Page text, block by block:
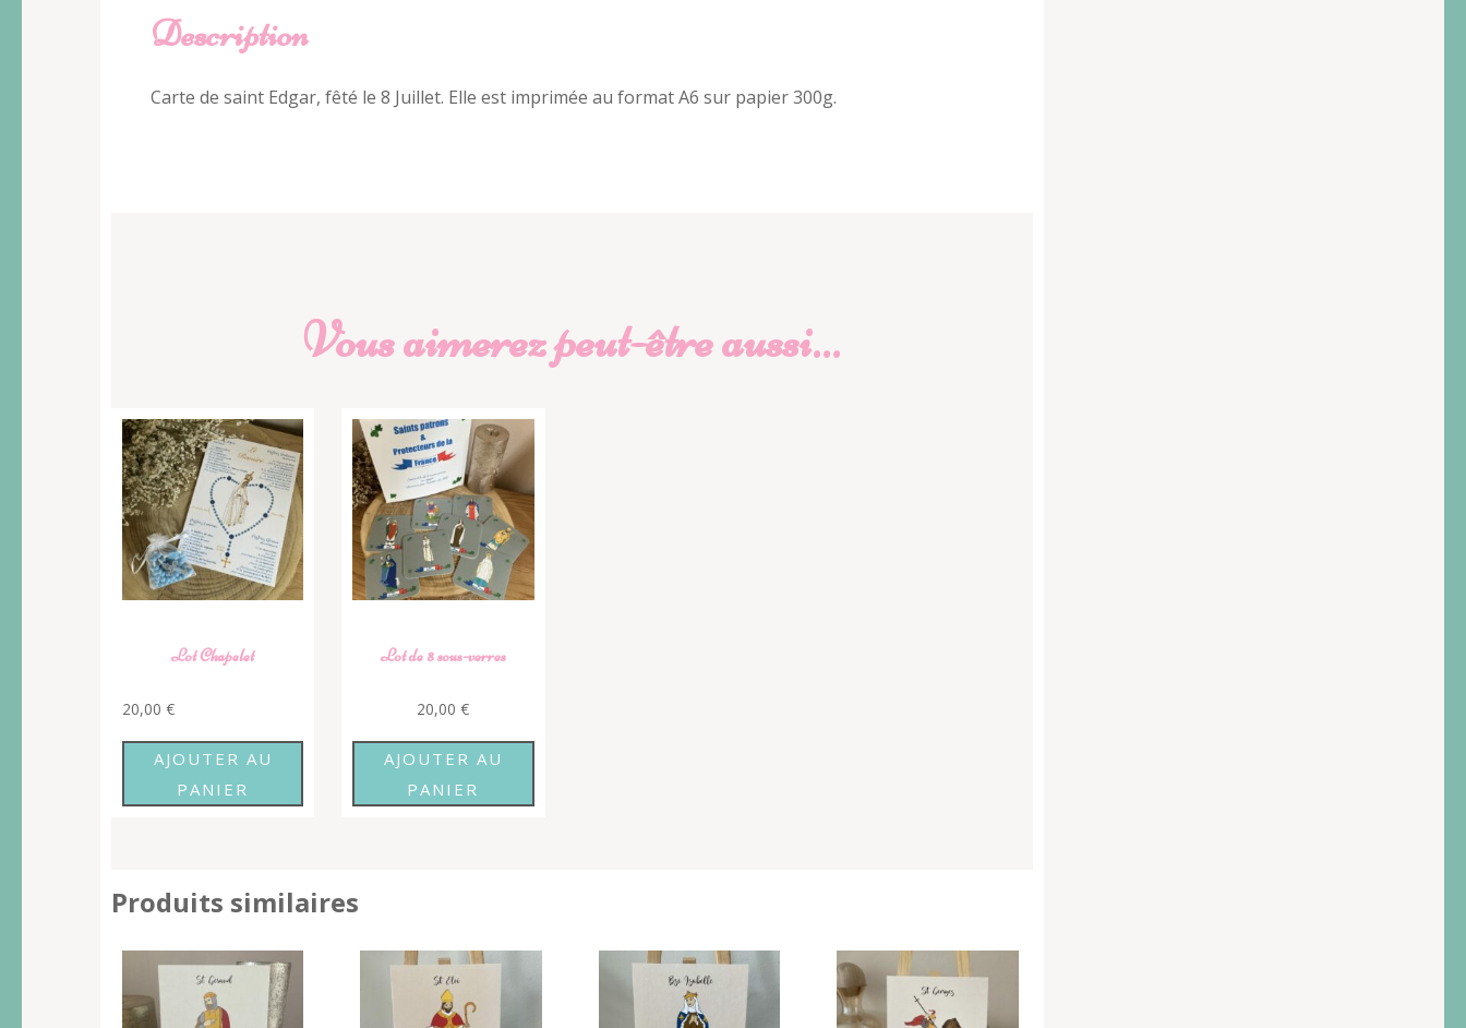
Description
Carte de saint Edgar, fêté le 8 Juillet. Elle est imprimée au format A6 sur papier 300g.
Vous aimerez peut-être aussi…
Lot Chapelet
20,00 €
AJOUTER AU
PANIER
Lot de 8 sous-verres
20,00€
AJOUTER AU
PANIER
Produits similaires